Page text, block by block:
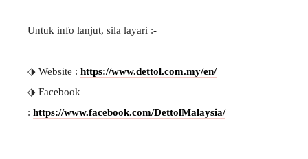
Untuk info lanjut, sila layari :-
⬗ Website : https://www.dettol.com.my/en/
⬗ Facebook
: https://www.facebook.com/DettolMalaysia/